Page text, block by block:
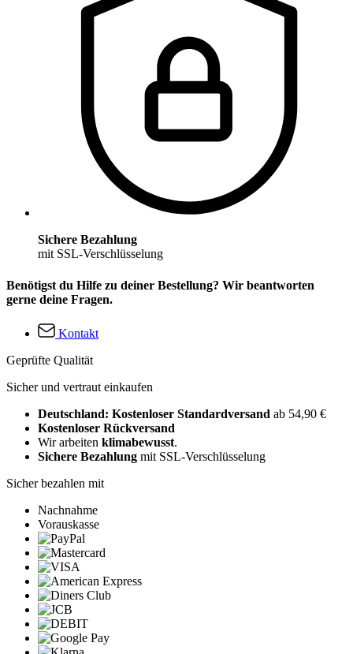
Sichere Bezahlung
mit SSL-Verschlüsselung
Benötigst du Hilfe zu deiner Bestellung? Wir beantworten
gerne deine Fragen.
Kontakt
Geprüfte Qualität
Sicher und vertraut einkaufen
Deutschland: Kostenloser Standardversand ab 54,90 €
Kostenloser Rückversand
Wir arbeiten klimabewusst.
Sichere Bezahlung mit SSL-Verschlüsselung
Sicher bezahlen mit
Nachnahme
Vorauskasse